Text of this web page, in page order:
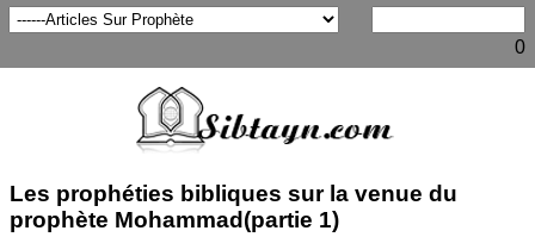
0
Les prophéties bibliques sur la venue du
prophète Mohammad(partie 1)